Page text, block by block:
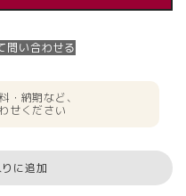
問い合わせる
・納期など、
せください
に追加